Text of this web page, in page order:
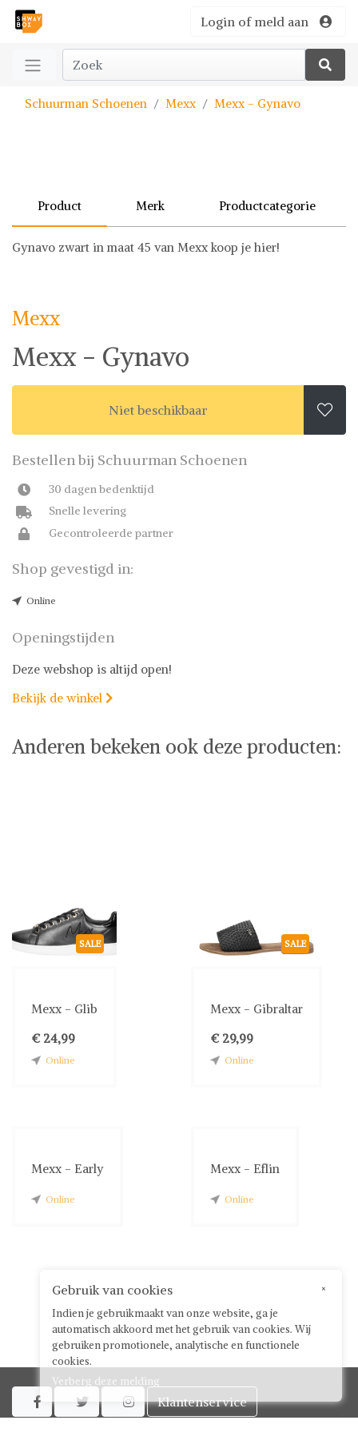
Login of meld aan
Schuurman Schoenen Mexx Mexx - Gynavo
Product Merk Productcategorie
Gynavo zwart in maat 45 van Mexx koop je hier!
Mexx
Mexx - Gynavo
Niet beschikbaar 
Bestellen bij Schuurman Schoenen
30 dagen bedenktijd
Snelle levering
Gecontroleerde partner
Shop gevestigd in:
Online
Openingstijden
Deze webshop is altijd open!
Bekijk de winkel 
Anderen bekeken ook deze producten:
SALE
Mexx - Glib
€ 24,99
Online
SALE
Mexx - Gibraltar
€ 29,99
Online
Mexx - Early
Online
Mexx - Eflin
Online
   Klantenservice
×
Gebruik van cookies
Indien je gebruikmaakt van onze website, ga je
automatisch akkoord met het gebruik van cookies. Wij
gebruiken promotionele, analytische en functionele
cookies.
Verberg deze melding